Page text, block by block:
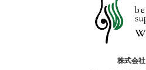
株式会社